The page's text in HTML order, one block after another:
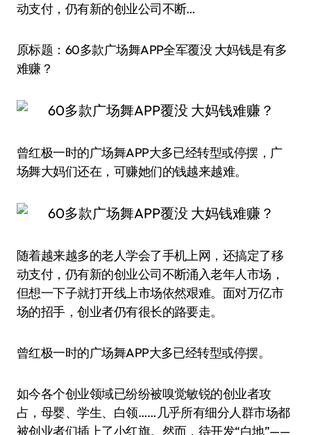
动支付，仍有新的创业公司不断…
原标题：60多款广场舞APP全军覆没 大妈钱是有多
难赚？
曾红极一时的广场舞APP大多已经转型或停摆，广
场舞大妈们还在，可赚她们的钱越来越难。
随着越来越多的老人学会了手机上网，还搞定了移
动支付，仍有新的创业公司不断涌入老年人市场，
但想一下子就打开线上市场依然艰难。面对万亿市
场的招手，创业者仍有很长的路要走。
曾红极一时的广场舞APP大多已经转型或停摆。
如今各个创业领域已纷纷被嗅觉敏锐的创业者攻
占，母婴、学生、白领……几乎所有细分人群市场都
被创业者们插上了小红旗。然而，待开发“白地”——